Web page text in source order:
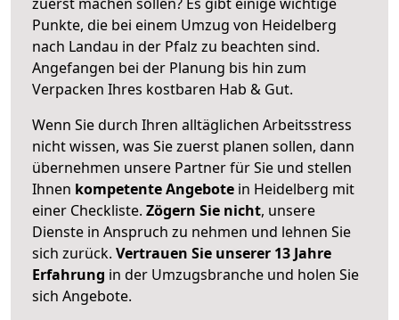
Punkte, die bei einem Umzug von Heidelberg
nach Landau in der Pfalz zu beachten sind.
Angefangen bei der Planung bis hin zum
Verpacken Ihres kostbaren Hab & Gut.
Wenn Sie durch Ihren alltäglichen Arbeitsstress
nicht wissen, was Sie zuerst planen sollen, dann
übernehmen unsere Partner für Sie und stellen
Ihnen kompetente Angebote in Heidelberg mit
einer Checkliste. Zögern Sie nicht, unsere
Dienste in Anspruch zu nehmen und lehnen Sie
sich zurück. Vertrauen Sie unserer 13 Jahre
Erfahrung in der Umzugsbranche und holen Sie
sich Angebote.